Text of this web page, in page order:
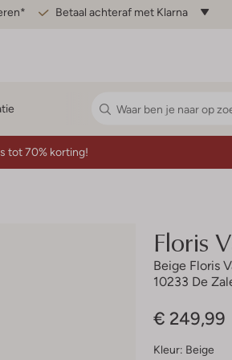
Betaal achteraf met Klarna
tot 70% korting!
Floris
Beige Floris
10233 De
€ 249,99
Kleur: Beige